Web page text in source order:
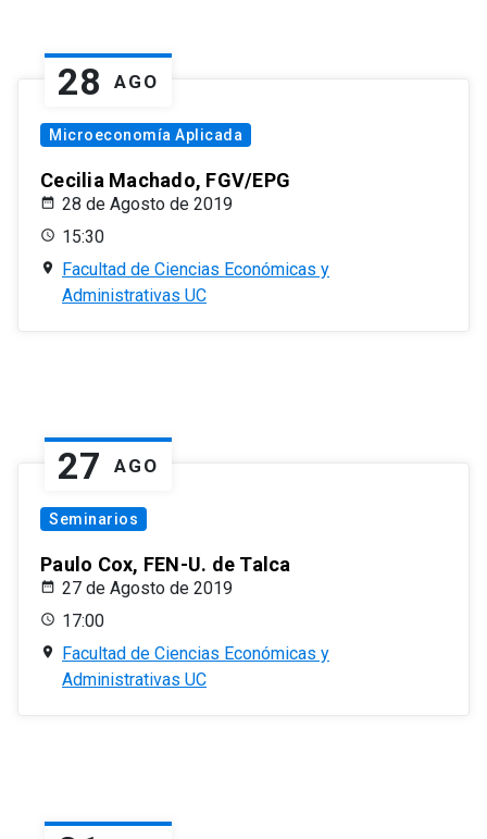
28 AGO
Microeconomía Aplicada
Cecilia Machado, FGV/EPG
28 de Agosto de 2019
15:30
Facultad de Ciencias Económicas y
Administrativas UC
27 AGO
Seminarios
Paulo Cox, FEN-U. de Talca
27 de Agosto de 2019
17:00
Facultad de Ciencias Económicas y
Administrativas UC